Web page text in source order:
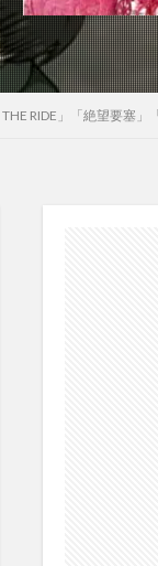
RIDE」「絶望要塞」